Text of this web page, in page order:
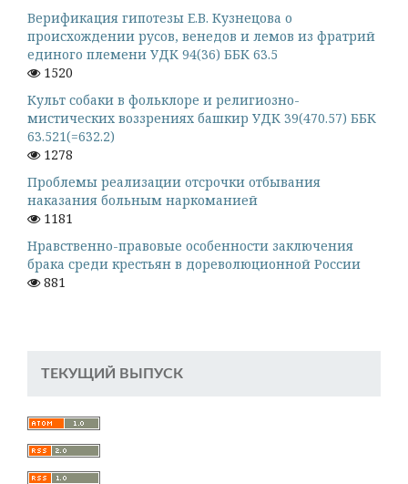
Верификация гипотезы Е.В. Кузнецова о
происхождении русов, венедов и лемов из фратрий
единого племени УДК 94(36) ББК 63.5
1520
Культ собаки в фольклоре и религиозно-
мистических воззрениях башкир УДК 39(470.57) ББК
63.521(=632.2)
1278
Проблемы реализации отсрочки отбывания
наказания больным наркоманией
1181
Нравственно-правовые особенности заключения
брака среди крестьян в дореволюционной России
881
ТЕКУЩИЙ ВЫПУСК